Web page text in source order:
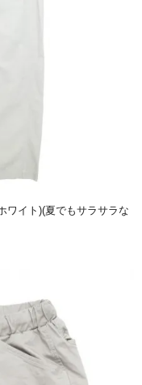
ワイト)(夏でもサラサラな